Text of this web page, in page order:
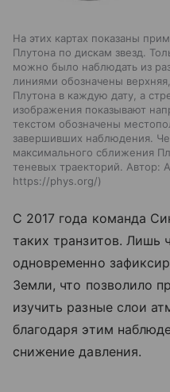
На этих картах показаны
Плутона по дискам звезд.
можно было наблюдать из
линиями обозначены
Плутона в каждую дату, а
изображения показывают
текстом обозначены
завершивших наблюдения.
максимального сближения
теневых траекторий. Автор:
https://phys.org/
С 2017 года команда
таких транзитов. Лишь
одновременно
Земли, что позволило
изучить разные слои
благодаря этим
снижение давления.